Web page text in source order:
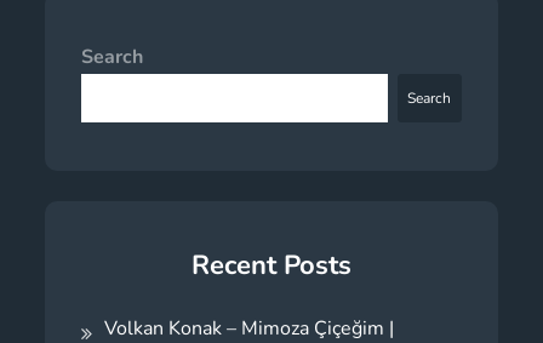
Search
Search
Recent Posts
Volkan Konak – Mimoza Çiçeğim |